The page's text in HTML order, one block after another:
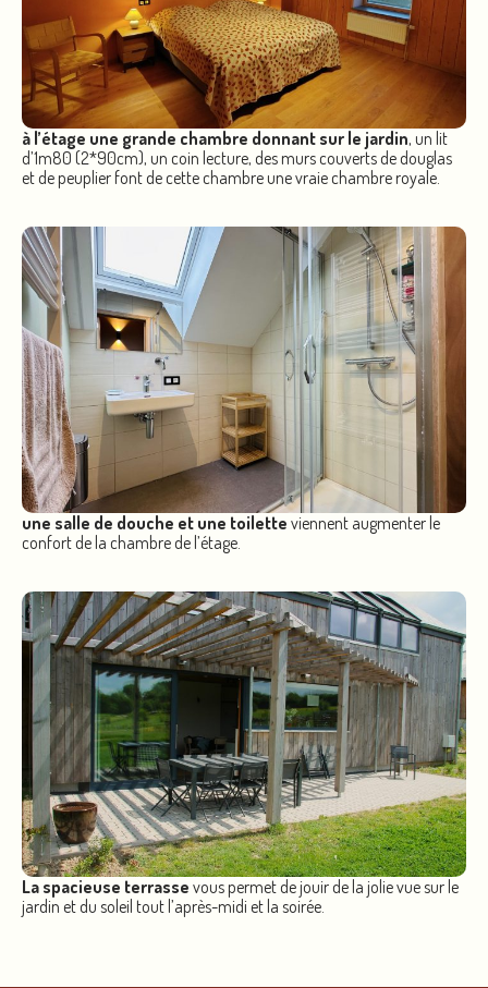
à l’étage une grande chambre donnant sur le jardin, un lit
d’1m80 (2*90cm), un coin lecture, des murs couverts de douglas
et de peuplier font de cette chambre une vraie chambre royale.
une salle de douche et une toilette viennent augmenter le
confort de la chambre de l’étage.
La spacieuse terrasse vous permet de jouir de la jolie vue sur le
jardin et du soleil tout l’après-midi et la soirée.